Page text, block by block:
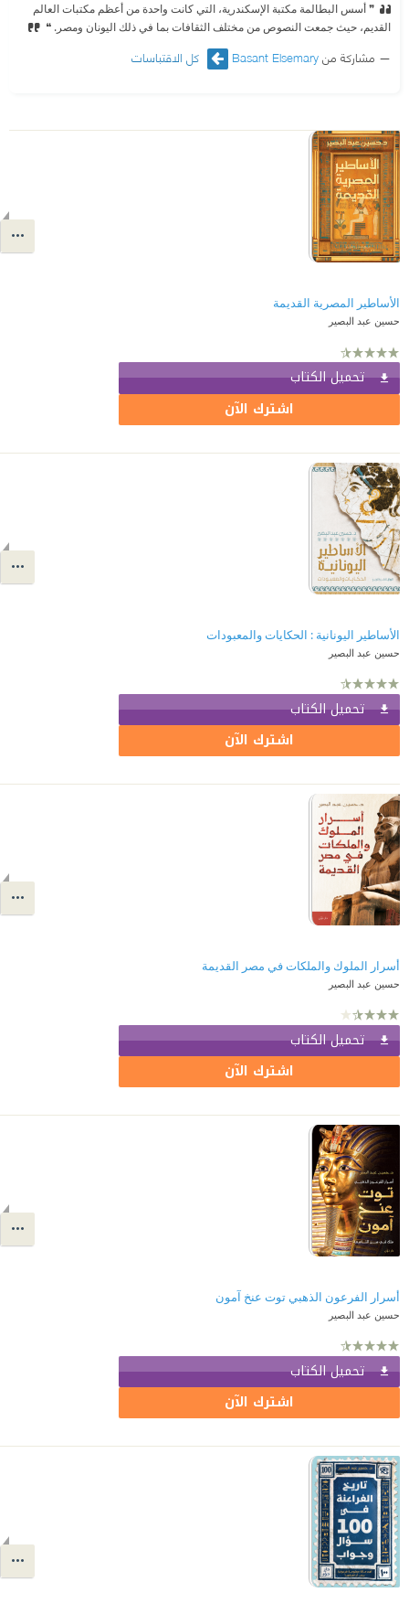
❞ أسس البطالمة مكتبة الإسكندرية، التي كانت واحدة من أعظم مكتبات العالم
القديم، حيث جمعت النصوص من مختلف الثقافات بما في ذلك اليونان ومصر. ❝
مشاركة منBasant Elsemary كل الاقتباسات
الأساطير المصرية القديمة
حسين عبد البصير
تحميل الكتاب
اشترك الآن
الأساطير اليونانية : الحكايات والمعبودات
حسين عبد البصير
تحميل الكتاب
اشترك الآن
أسرار الملوك والملكات في مصر القديمة
حسين عبد البصير
تحميل الكتاب
اشترك الآن
أسرار الفرعون الذهبي توت عنخ آمون
حسين عبد البصير
تحميل الكتاب
اشترك الآن